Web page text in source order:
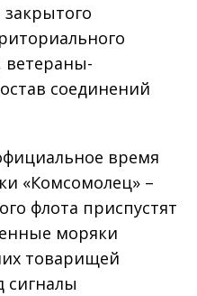
ветераны-
соединений
время
«Комсомолец» –
флота приспустят
моряки
товарищей
сигналы